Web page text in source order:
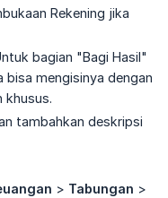
Rekening jika
bagian "Bagi Hasil"
bisa mengisinya dengan
khusus.
tambahkan deskripsi
> Tabungan >